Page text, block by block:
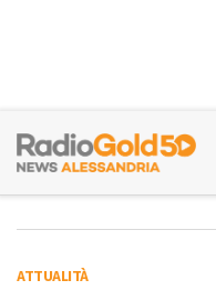
ATTUALITÀ